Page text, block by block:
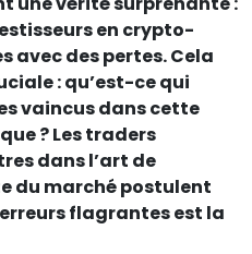
en crypto-
avec des pertes. Cela
: qu’est-ce qui
vaincus dans cette
? Les traders
dans l’art de
du marché postulent
flagrantes est la